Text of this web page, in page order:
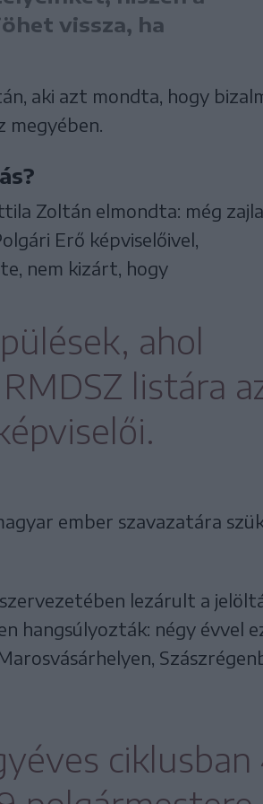
vissza, ha
aki azt mondta, hogy
megyében.
Zoltán elmondta: még
Erő képviselőivel,
nem kizárt, hogy
ahol
listára
ember szavazatára
lezárult a
hangsúlyozták: négy évvel
ciklusban